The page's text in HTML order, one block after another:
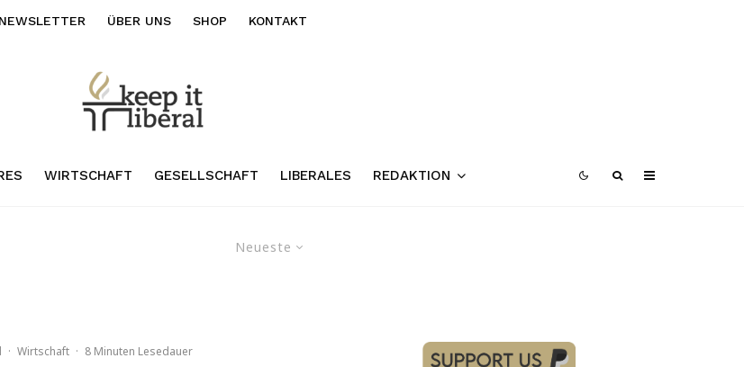
NEWSLETTER ÜBER UNS SHOP KONTAKT
WIRTSCHAFT GESELLSCHAFT LIBERALES REDAKTION
Neueste
· Wirtschaft · 8 Minuten Lesedauer